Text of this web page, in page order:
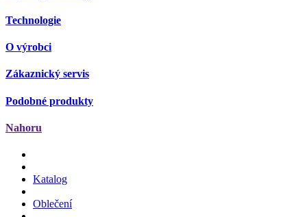
Technologie
O výrobci
Zákaznický servis
Podobné produkty
Nahoru
Katalog
Oblečení